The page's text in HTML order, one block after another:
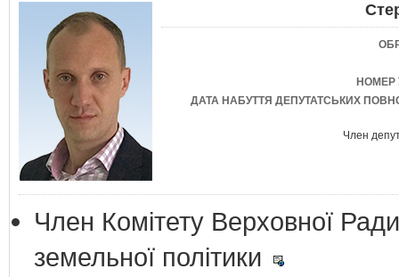
НОМЕР
ДАТА НАБУТТЯ ДЕПУТАТСЬКИХ
Член
Член Комітету Верховної
земельної політики